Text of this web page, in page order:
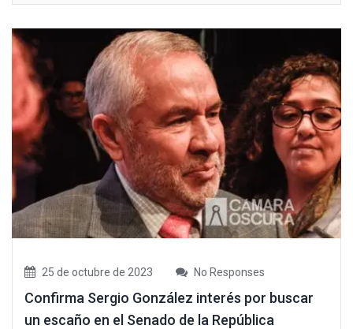
25 de octubre de 2023 No Responses
Confirma Sergio González interés por buscar
un escaño en el Senado de la República